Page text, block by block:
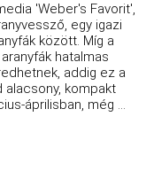
'Weber's Favorit',
egy igazi
között. Míg a
hatalmas
addig ez a
alacsony, kompakt
áprilisban, még ...